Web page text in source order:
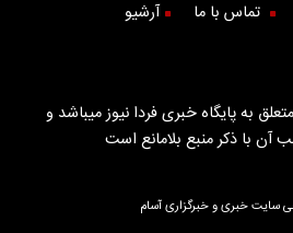
تماس با ما آرشیو
به پایگاه خبری فردا نیوز میباشد و
آن با ذکر منبع بلامانع است
سایت خبری و خبرگزاری آسام